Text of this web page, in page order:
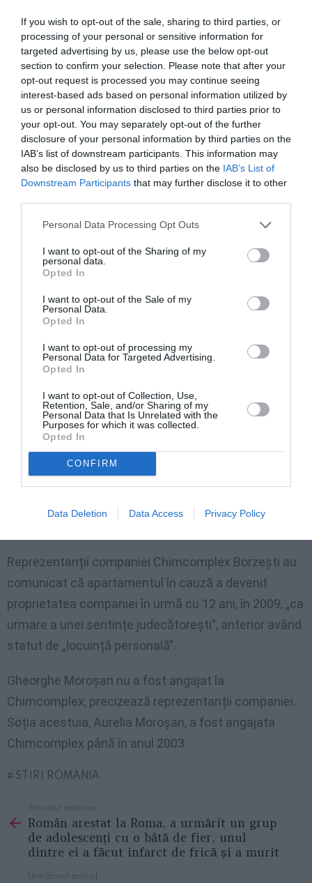
If you wish to opt-out of the sale, sharing to third parties, or
processing of your personal or sensitive information for
targeted advertising by us, please use the below opt-out
section to confirm your selection. Please note that after your
opt-out request is processed you may continue seeing
interest-based ads based on personal information utilized by
us or personal information disclosed to third parties prior to
your opt-out. You may separately opt-out of the further
disclosure of your personal information by third parties on the
IAB’s list of downstream participants. This information may
also be disclosed by us to third parties on the IAB’s List of
Downstream Participants that may further disclose it to other
Personal Data Processing Opt Outs
I want to opt-out of the Sharing of my
personal data.
Opted In
I want to opt-out of the Sale of my
Personal Data.
Opted In
I want to opt-out of processing my
Personal Data for Targeted Advertising.
Opted In
I want to opt-out of Collection, Use,
Retention, Sale, and/or Sharing of my
Personal Data that Is Unrelated with the
Purposes for which it was collected.
Opted In
CONFIRM
Data Deletion Data Access Privacy Policy
corpuri de ventile, bare de otel si inox, tevi si alte
materiale. O cantitate impresionanta de produse
care nu puteau fi sustrase decit in mod organizat,
mai ales ca titanul este considerat material
strategic si este folosit si in fabricarea de
armament”, scria publicaţia.
Reprezentanții companiei Chimcomplex Borzești au
comunicat că apartamentul în cauză a devenit
proprietatea companiei în urmă cu 12 ani, în 2009, „ca
urmare a unei sentințe judecătorești”, anterior având
statut de „locuință personală”.
Gheorghe Moroșan nu a fost angajat la
Chimcomplex, precizează reprezentanții companiei.
Soția acestuia, Aurelia Moroșan, a fost angajata
Chimcomplex până în anul 2003.
STIRI ROMANIA
more
Articolul anterior
Român arestat la Roma, a urmărit un grup
de adolescenți cu o bâtă de fier, unul
dintre ei a făcut infarct de frică și a murit
Următorul articol